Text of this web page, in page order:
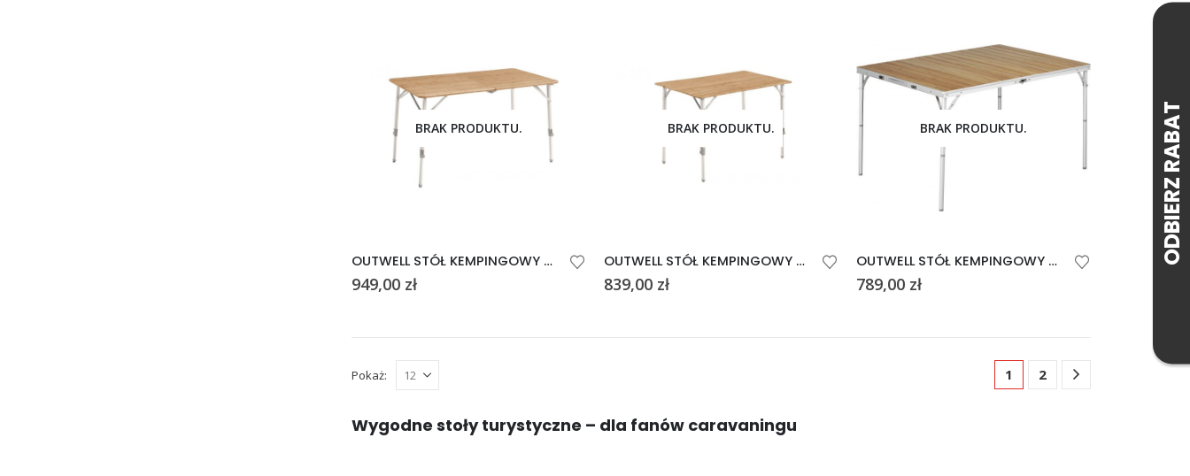
BRAK PRODUKTU.
OUTWELL STÓŁ KEMPINGOWY CUSTER L
949,00 zł
BRAK PRODUKTU.
OUTWELL STÓŁ KEMPINGOWY CUSTER M
839,00 zł
BRAK PRODUKTU.
OUTWELL STÓŁ KEMPINGOWY CALLGARY L
789,00 zł
Pokaż: 1 2
Wygodne stoły turystyczne – dla fanów caravaningu